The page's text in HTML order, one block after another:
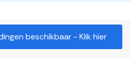
beschikbaar - Klik hier